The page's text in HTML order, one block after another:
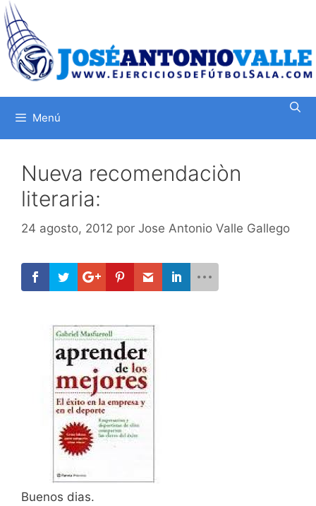
Saltar
al
contenido
Menú
Nueva recomendaciòn
literaria:
24 agosto, 2012 por Jose Antonio Valle Gallego
Buenos dias.